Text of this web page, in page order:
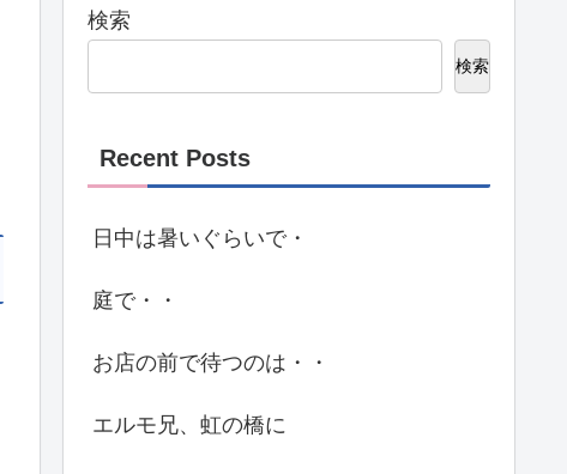
検索
検索
Recent Posts
日中は暑いぐらいで・
庭で・・
お店の前で待つのは・・
エルモ兄、虹の橋に